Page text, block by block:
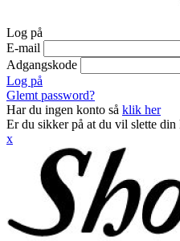
Log på
E-mail
Adgangskode
Log på
Glemt password?
Har du ingen konto så klik her
Er du sikker på at du vil slette din
x